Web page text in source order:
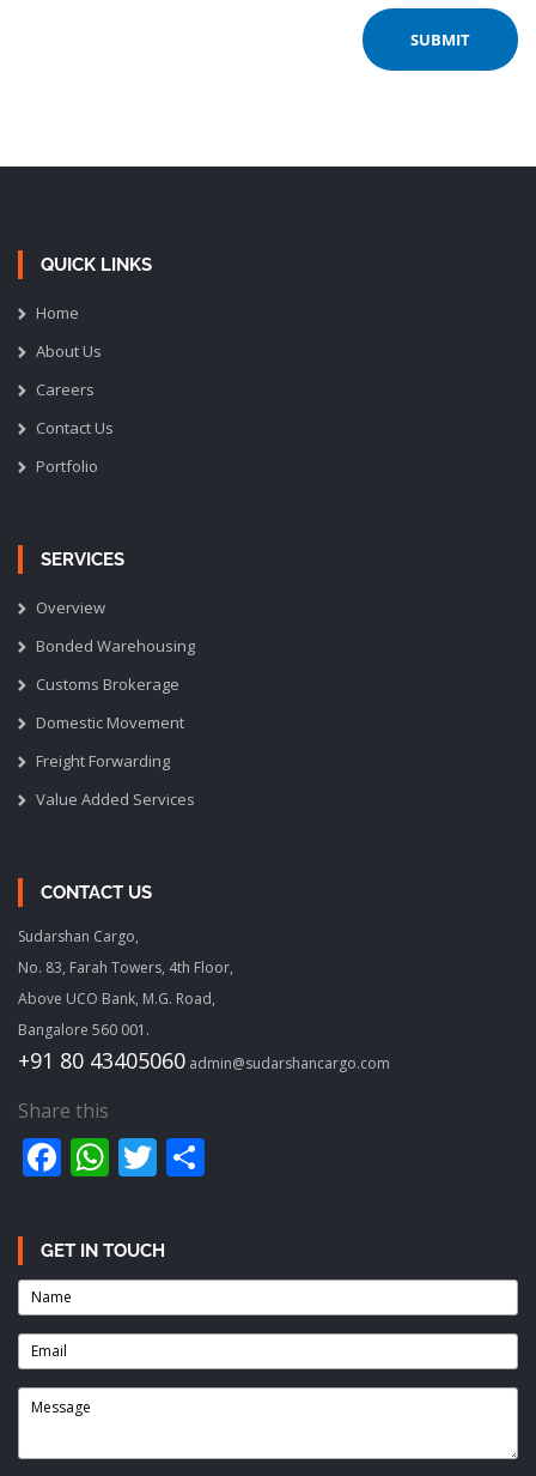
QUICK LINKS
Home
About Us
Careers
Contact Us
Portfolio
SERVICES
Overview
Bonded Warehousing
Customs Brokerage
Domestic Movement
Freight Forwarding
Value Added Services
CONTACT US
Sudarshan Cargo,
No. 83, Farah Towers, 4th Floor,
Above UCO Bank, M.G. Road,
Bangalore 560 001.
+91 80 43405060 admin@sudarshancargo.com
Share this
Facebook
WhatsApp
Twitter
GET IN TOUCH